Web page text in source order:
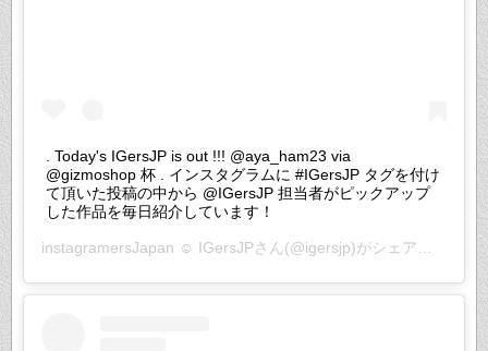
. Today's IGersJP is out !!! @aya_ham23 via
@gizmoshop 杯 . インスタグラムに #IGersJP タグを付け
て頂いた投稿の中から @IGersJP 担当者がピックアップ
した作品を毎日紹介しています！
instagramersJapan ☺︎ IGersJPさん(@igersjp)がシェアした投稿 –